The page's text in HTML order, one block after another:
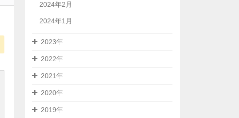
2024年2月
2024年1月
2023年
2022年
2021年
2020年
2019年